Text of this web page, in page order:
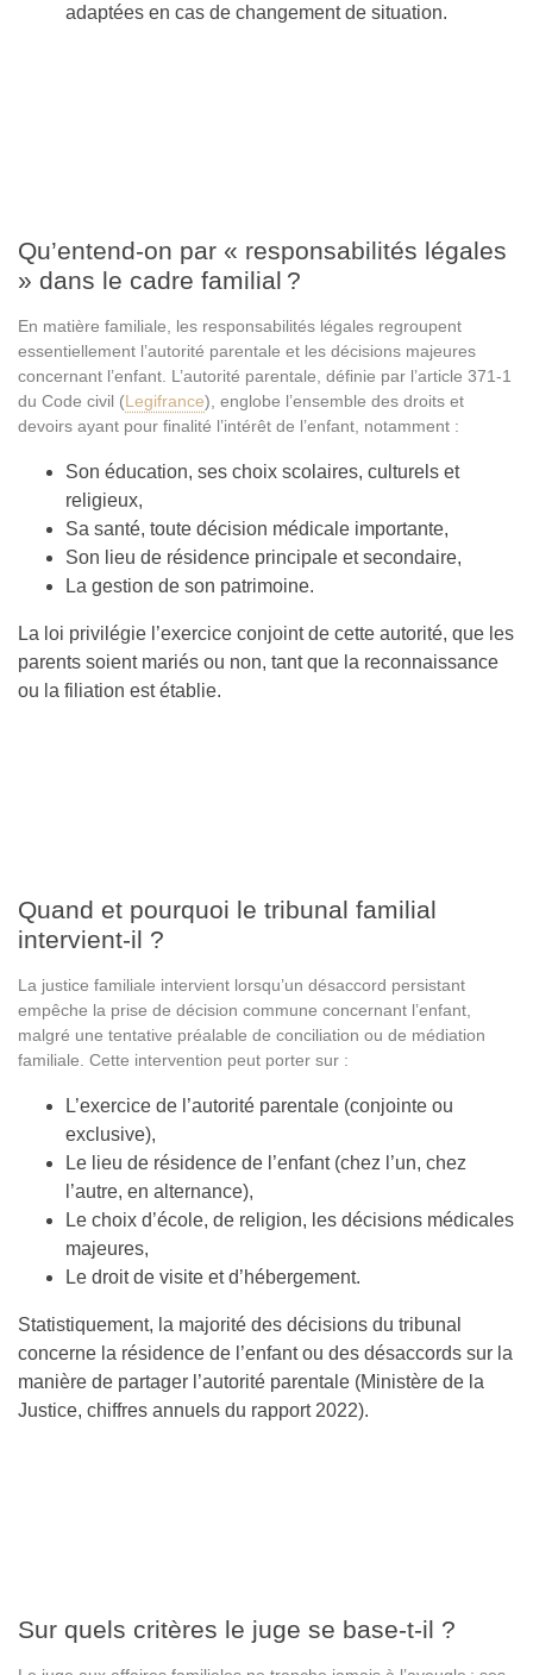
adaptées en cas de changement de situation.
Qu’entend-on par « responsabilités légales
» dans le cadre familial ?
En matière familiale, les responsabilités légales regroupent
essentiellement l’autorité parentale et les décisions majeures
concernant l’enfant. L’autorité parentale, définie par l’article 371-1
du Code civil (Legifrance), englobe l’ensemble des droits et
devoirs ayant pour finalité l’intérêt de l’enfant, notamment :
Son éducation, ses choix scolaires, culturels et
religieux,
Sa santé, toute décision médicale importante,
Son lieu de résidence principale et secondaire,
La gestion de son patrimoine.
La loi privilégie l’exercice conjoint de cette autorité, que les
parents soient mariés ou non, tant que la reconnaissance
ou la filiation est établie.
Quand et pourquoi le tribunal familial
intervient-il ?
La justice familiale intervient lorsqu’un désaccord persistant
empêche la prise de décision commune concernant l’enfant,
malgré une tentative préalable de conciliation ou de médiation
familiale. Cette intervention peut porter sur :
L’exercice de l’autorité parentale (conjointe ou
exclusive),
Le lieu de résidence de l’enfant (chez l’un, chez
l’autre, en alternance),
Le choix d’école, de religion, les décisions médicales
majeures,
Le droit de visite et d’hébergement.
Statistiquement, la majorité des décisions du tribunal
concerne la résidence de l’enfant ou des désaccords sur la
manière de partager l’autorité parentale (Ministère de la
Justice, chiffres annuels du rapport 2022).
Sur quels critères le juge se base-t-il ?